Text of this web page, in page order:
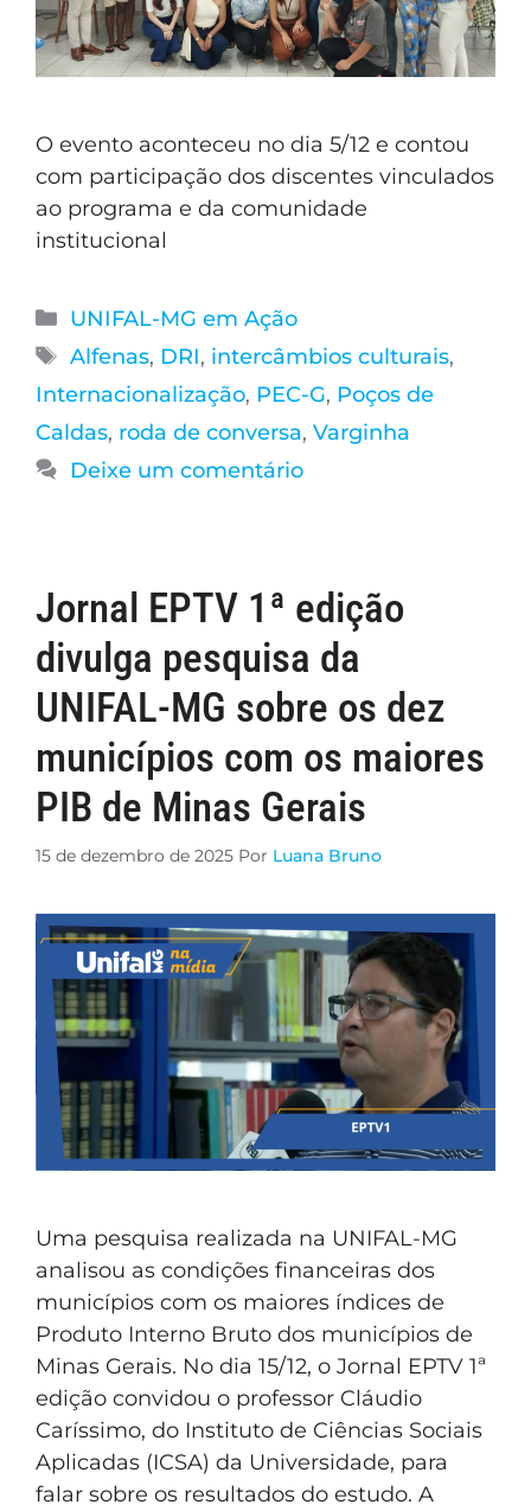
O evento aconteceu no dia 5/12 e contou
com participação dos discentes vinculados
ao programa e da comunidade
institucional
UNIFAL-MG em Ação
Alfenas, DRI, intercâmbios culturais,
Internacionalização, PEC-G, Poços de
Caldas, roda de conversa, Varginha
Deixe um comentário
Jornal EPTV 1ª edição
divulga pesquisa da
UNIFAL-MG sobre os dez
municípios com os maiores
PIB de Minas Gerais
15 de dezembro de 2025 Por Luana Bruno
Uma pesquisa realizada na UNIFAL-MG
analisou as condições financeiras dos
municípios com os maiores índices de
Produto Interno Bruto dos municípios de
Minas Gerais. No dia 15/12, o Jornal EPTV 1ª
edição convidou o professor Cláudio
Caríssimo, do Instituto de Ciências Sociais
Aplicadas (ICSA) da Universidade, para
falar sobre os resultados do estudo. A